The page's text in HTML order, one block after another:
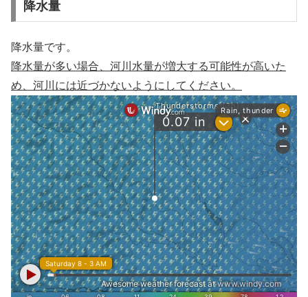
降水量
降水量です。
降水量が多い場合、河川水量が増大する可能性が高いた
め、河川には近づかないようにしてください。